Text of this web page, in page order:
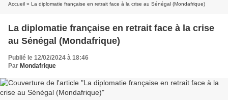
Accueil » La diplomatie française en retrait face à la crise au Sénégal (Mondafrique)
La diplomatie française en retrait face à la crise
au Sénégal (Mondafrique)
Publié le 12/02/2024 à 18:46
Par Mondafrique